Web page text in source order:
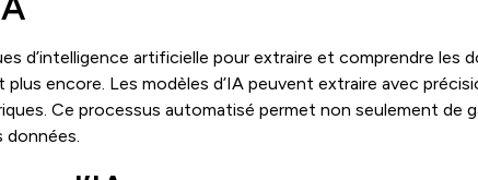
d’intelligence artificielle pour extraire et comprendre les
encore. Les modèles d’IA peuvent extraire avec
Ce processus automatisé permet non seulement de
données.